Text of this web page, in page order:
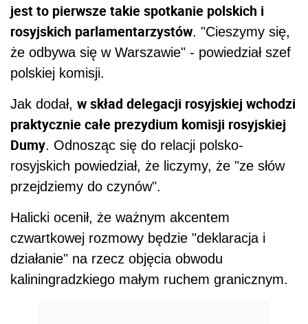
jest to pierwsze takie spotkanie polskich i
rosyjskich parlamentarzystów. "Cieszymy się,
że odbywa się w Warszawie" - powiedział szef
polskiej komisji.
Jak dodał, w skład delegacji rosyjskiej wchodzi
praktycznie całe prezydium komisji rosyjskiej
Dumy. Odnosząc się do relacji polsko-
rosyjskich powiedział, że liczymy, że "ze słów
przejdziemy do czynów".
Halicki ocenił, że ważnym akcentem
czwartkowej rozmowy będzie "deklaracja i
działanie" na rzecz objęcia obwodu
kaliningradzkiego małym ruchem granicznym.